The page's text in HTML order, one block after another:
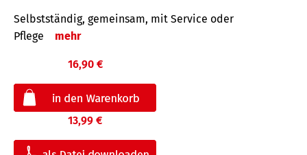
Selbstständig, gemeinsam, mit Service oder
Pflege
mehr
16,90 €
13,99 €